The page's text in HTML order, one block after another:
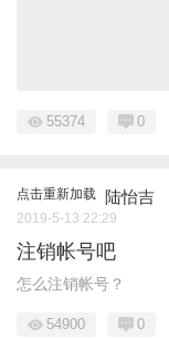
55374 0
点击重新加载 陆怡吉
2019-5-13 22:29
注销帐号吧
怎么注销帐号？
54900 0